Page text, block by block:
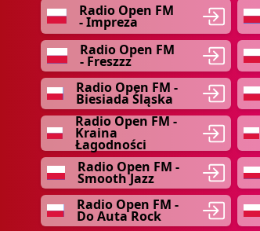
Radio Open FM
- Impreza
Radio Open FM
- Freszzz
Radio Open FM -
Biesiada Śląska
Radio Open FM -
Kraina
Łagodności
Radio Open FM -
Smooth Jazz
Radio Open FM -
Do Auta Rock